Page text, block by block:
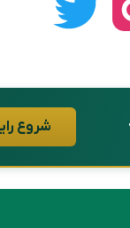
شروع